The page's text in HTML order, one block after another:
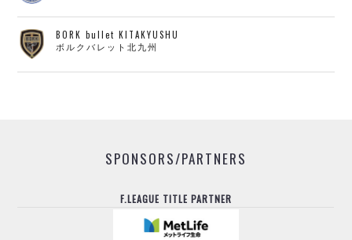
BORK bullet KITAKYUSHU
ボルクバレット北九州
SPONSORS/PARTNERS
F.LEAGUE TITLE PARTNER